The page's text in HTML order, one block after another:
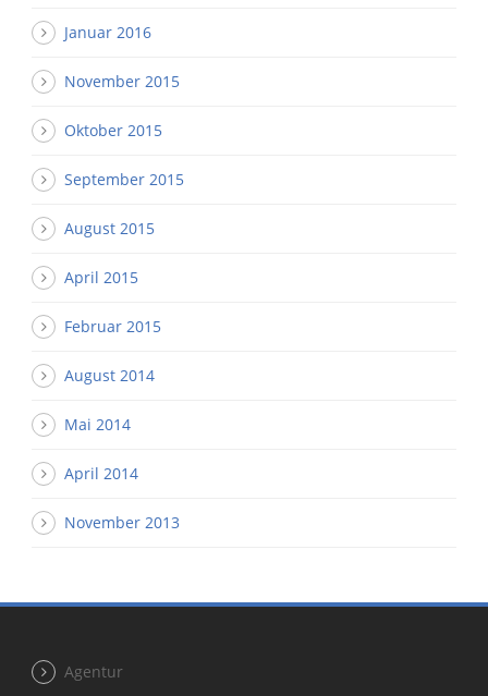
Januar 2016
November 2015
Oktober 2015
September 2015
August 2015
April 2015
Februar 2015
August 2014
Mai 2014
April 2014
November 2013
Agentur